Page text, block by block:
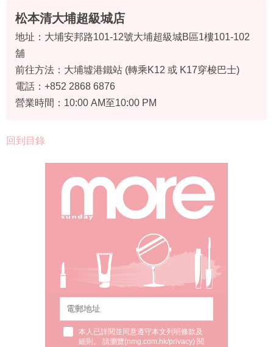
松本清大埔超級城店
地址：大埔安邦路101-12號大埔超級城B區1樓101-102
舖
前往方法：大埔墟港鐵站 (轉乘K12 或 K17穿梭巴士)
電話：+852 2868 6876
營業時間：10:00 AM至10:00 PM
本人已詳閱並同意遵守本文列明條款及
細則。 請瀏覽(nmg.com.hk/privacy) 閱
讀本公司的私隱政策聲明。